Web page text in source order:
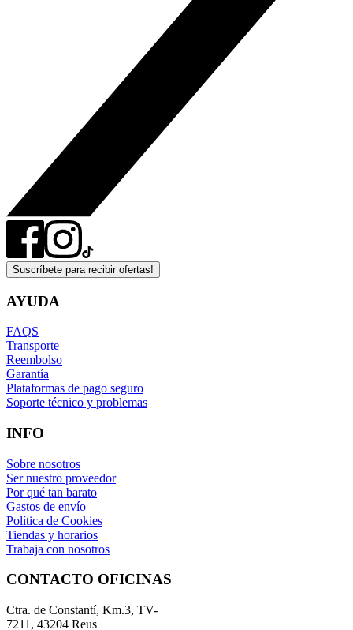
Suscríbete para recibir ofertas!
AYUDA
FAQS
Transporte
Reembolso
Garantía
Plataformas de pago seguro
Soporte técnico y problemas
INFO
Sobre nosotros
Ser nuestro proveedor
Por qué tan barato
Gastos de envío
Política de Cookies
Tiendas y horarios
Trabaja con nosotros
CONTACTO OFICINAS
Ctra. de Constantí, Km.3, TV-
7211, 43204 Reus